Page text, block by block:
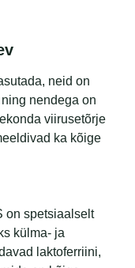
neid on
nendega on
viirusetõrje
ka kõige
on spetsiaalselt
külma- ja
laktoferriini,